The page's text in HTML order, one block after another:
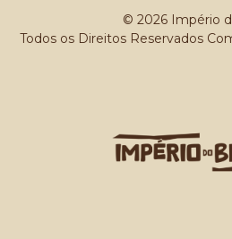
© 2026 Império
Todos os Direitos Reservados